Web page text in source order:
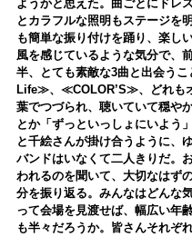
ようかと思えた。曲ごとにドレ
とカラフルな照明もステージを
も簡単な振り付けを踊り、楽し
風を感じているような気分で、
半、とても素敵な3曲と出会う
Life≫、≪COLOR’S≫、どれも
葉でつづられ、聴いていて穏や
とか「ずっといっしょにいよう
と千絵さんが掛け合うように、
バンドはいなくて二人きりだ。
われるのを聞いて、大切なはず
分を振り返る。みんなはどんな
って会場を見渡せば、幅広い年
も半々だろうか。皆さんそれぞ